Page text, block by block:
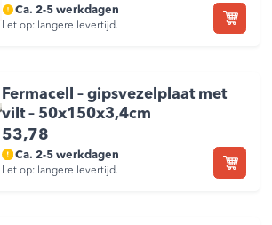
Ca. 2-5 werkdagen
Let op: langere levertijd.
Fermacell – gipsvezelplaat met
vilt – 50x150x3,4cm
53,78
Ca. 2-5 werkdagen
Let op: langere levertijd.